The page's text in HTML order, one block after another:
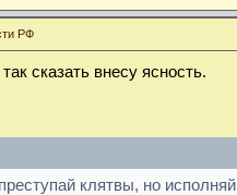
РФ
сказать внесу ясность.
клятвы, но